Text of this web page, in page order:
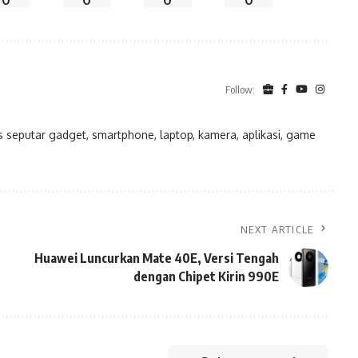
Follow:
gadget, smartphone, laptop, kamera, aplikasi, game
NEXT ARTICLE
Huawei Luncurkan Mate 40E, Versi Tengah
dengan Chipet Kirin 990E